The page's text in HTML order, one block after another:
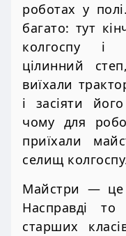
роботах у
багато: тут
колгоспу і
цілинний
виїхали
і засіяти
чому для
приїхали
селищ
Майстри — це
Насправді то
старших